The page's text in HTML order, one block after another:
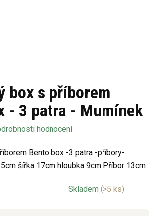
box s příborem
- 3 patra - Mumínek
hodnocení
Bento box -3 patra -příbory-
šířka 17cm hloubka 9cm Příbor 13cm
Skladem (>5 ks)